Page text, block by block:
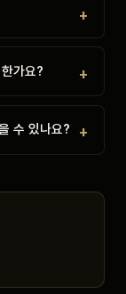
가요?
수 있나요?